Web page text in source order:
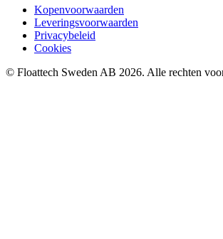
Kopenvoorwaarden
Leveringsvoorwaarden
Privacybeleid
Cookies
© Floattech Sweden AB 2026. Alle rechten